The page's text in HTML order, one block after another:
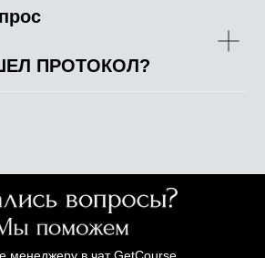
ПРОТОКОЛ?